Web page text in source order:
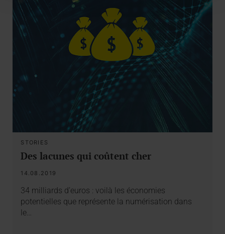
STORIES
Des lacunes qui coûtent cher
14.08.2019
34 milliards d’euros : voilà les économies
potentielles que représente la numérisation dans
le…